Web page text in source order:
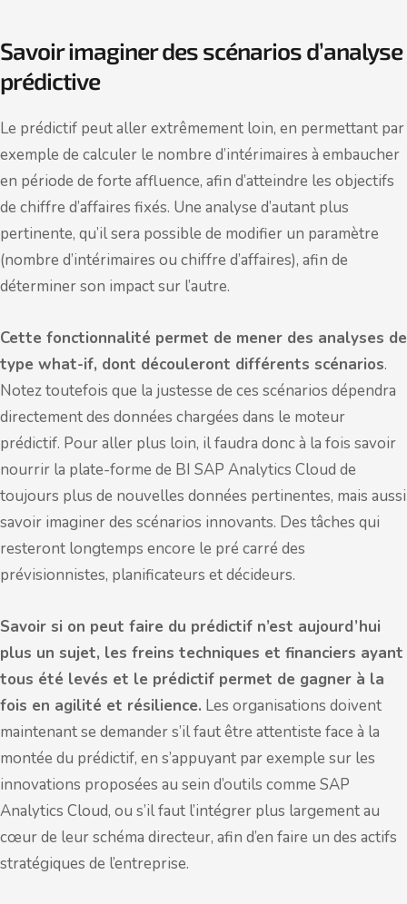
Savoir imaginer des scénarios d’analyse
prédictive
Le prédictif peut aller extrêmement loin, en permettant par
exemple de calculer le nombre d’intérimaires à embaucher
en période de forte affluence, afin d’atteindre les objectifs
de chiffre d’affaires fixés. Une analyse d’autant plus
pertinente, qu’il sera possible de modifier un paramètre
(nombre d’intérimaires ou chiffre d’affaires), afin de
déterminer son impact sur l’autre.
Cette fonctionnalité permet de mener des analyses de
type what-if, dont découleront différents scénarios.
Notez toutefois que la justesse de ces scénarios dépendra
directement des données chargées dans le moteur
prédictif. Pour aller plus loin, il faudra donc à la fois savoir
nourrir la plate-forme de BI SAP Analytics Cloud de
toujours plus de nouvelles données pertinentes, mais aussi
savoir imaginer des scénarios innovants. Des tâches qui
resteront longtemps encore le pré carré des
prévisionnistes, planificateurs et décideurs.
Savoir si on peut faire du prédictif n’est aujourd’hui
plus un sujet, les freins techniques et financiers ayant
tous été levés et le prédictif permet de gagner à la
fois en agilité et résilience. Les organisations doivent
maintenant se demander s’il faut être attentiste face à la
montée du prédictif, en s’appuyant par exemple sur les
innovations proposées au sein d’outils comme SAP
Analytics Cloud, ou s’il faut l’intégrer plus largement au
cœur de leur schéma directeur, afin d’en faire un des actifs
stratégiques de l’entreprise.